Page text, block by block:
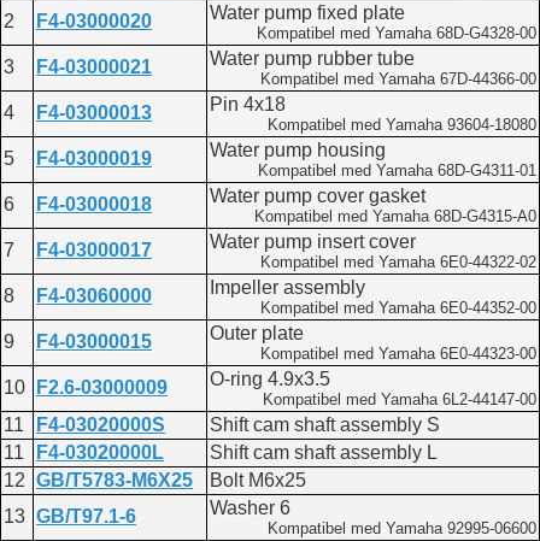
2
F4-03000020 Water pump fixed plate
Kompatibel med Yamaha 68D-G4328-00
3 F4-03000021 Water pump rubber tube
Kompatibel med Yamaha 67D-44366-00
4 F4-03000013 Pin 4x18
Kompatibel med Yamaha 93604-18080
5 F4-03000019 Water pump housing
Kompatibel med Yamaha 68D-G4311-01
6 F4-03000018 Water pump cover gasket
Kompatibel med Yamaha 68D-G4315-A0
7 F4-03000017 Water pump insert cover
Kompatibel med Yamaha 6E0-44322-02
8 F4-03060000 Impeller assembly
Kompatibel med Yamaha 6E0-44352-00
9 F4-03000015 Outer plate
Kompatibel med Yamaha 6E0-44323-00
10 F2.6-03000009 O-ring 4.9x3.5
Kompatibel med Yamaha 6L2-44147-00
11 F4-03020000S
Shift cam shaft assembly S
11
F4-03020000L
Shift cam shaft assembly L
12 GB/T5783-M6X25
Bolt M6x25
13 GB/T97.1-6 Washer 6
Kompatibel med Yamaha 92995-06600
Du hittar delen på följande sidor:
F4
Lower drive